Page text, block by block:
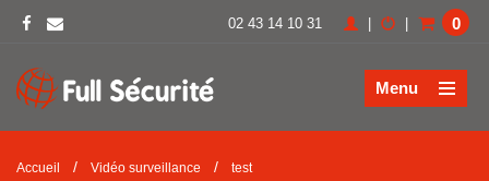
02 43 14 10 31 0
Menu
Accueil / Vidéo surveillance / test